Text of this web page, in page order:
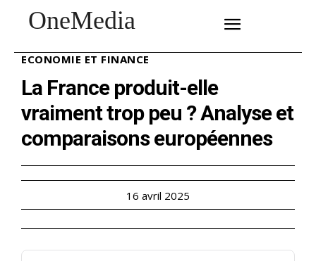
OneMedia
ECONOMIE ET FINANCE
La France produit-elle
vraiment trop peu ? Analyse et
comparaisons européennes
16 avril 2025